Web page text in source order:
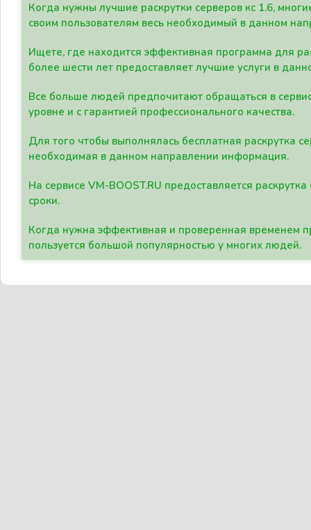
Когда нужны лучшие раскрутки серверов кс 1.6,
своим пользователям весь необходимый в данном
Ищете, где находится эффективная программа для
более шести лет предоставляет лучшие услуги в
Все больше людей предпочитают обращаться в
уровне и с гарантией профессионального качества.
Для того чтобы выполнялась бесплатная раскрутка
необходимая в данном направлении информация.
На сервисе VM-BOOST.RU предоставляется
сроки.
Когда нужна эффективная и проверенная временем
пользуется большой популярностью у многих людей.